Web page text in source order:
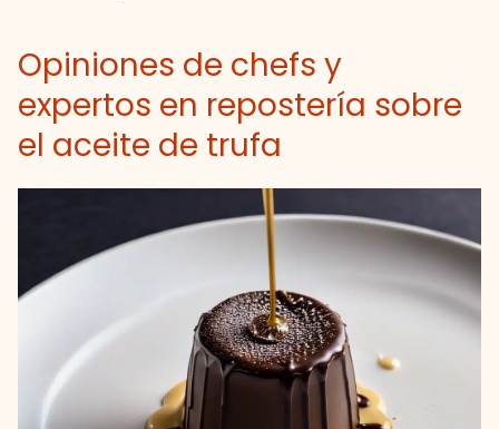
Opiniones de chefs y
expertos en repostería sobre
el aceite de trufa